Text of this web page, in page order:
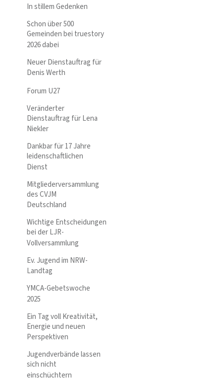
In stillem Gedenken
Schon über 500
Gemeinden bei truestory
2026 dabei
Neuer Dienstauftrag für
Denis Werth
Forum U27
Veränderter
Dienstauftrag für Lena
Niekler
Dankbar für 17 Jahre
leidenschaftlichen
Dienst
Mitgliederversammlung
des CVJM
Deutschland
Wichtige Entscheidungen
bei der LJR-
Vollversammlung
Ev. Jugend im NRW-
Landtag
YMCA-Gebetswoche
2025
Ein Tag voll Kreativität,
Energie und neuen
Perspektiven
Jugendverbände lassen
sich nicht
einschüchtern